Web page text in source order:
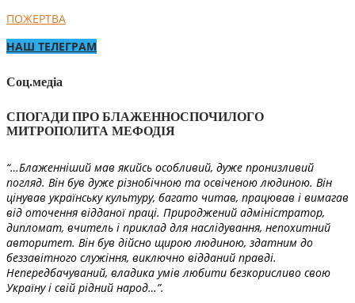
ПОЖЕРТВА
НАШ ТЕЛЕГРАМ
Соц.медіа
СПОГАДИ ПРО БЛАЖЕННОСПОЧИЛОГО
МИТРОПОЛИТА МЕФОДІЯ
“…Блаженніший мав якийсь особливий, дуже пронизливий
погляд. Він був дуже різнобічною та освіченою людиною. Він
цінував українську культуру, багато читав, працював і вимагав
від оточення відданої праці. Природжений адміністратор,
дипломат, вчитель і приклад для наслідування, непохитний
авторитет. Він був дійсно щирою людиною, здатним до
беззавітного служіння, виключно відданий правді.
Непередбачуваний, владика умів любити безкорисливо свою
Україну і свій рідний народ…”.